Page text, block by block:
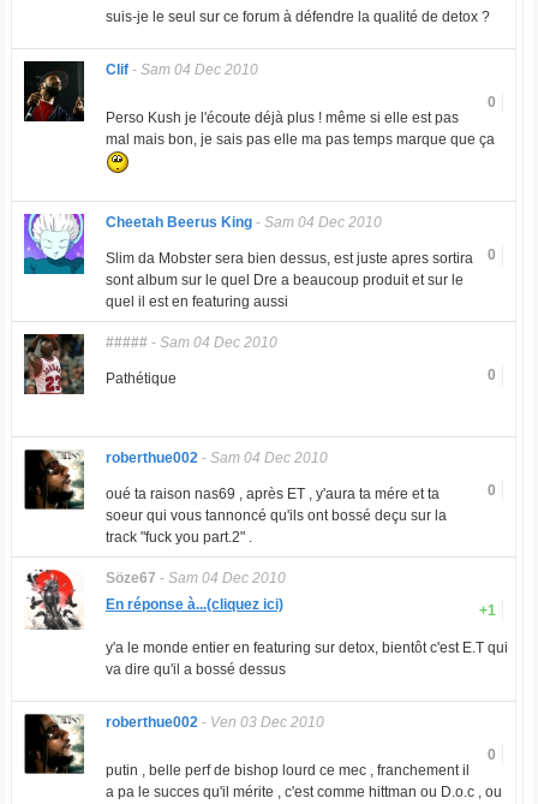
suis-je le seul sur ce forum à défendre la qualité de detox ?
Clif- Sam 04 Dec 2010
0
Perso Kush je l'écoute déjà plus ! même si elle est pas
mal mais bon, je sais pas elle ma pas temps marque que ça
Cheetah Beerus King- Sam 04 Dec 2010
0
Slim da Mobster sera bien dessus, est juste apres sortira
sont album sur le quel Dre a beaucoup produit et sur le
quel il est en featuring aussi
#####- Sam 04 Dec 2010
0
Pathétique
roberthue002- Sam 04 Dec 2010
0
oué ta raison nas69 , après ET , y'aura ta mére et ta
soeur qui vous tannoncé qu'ils ont bossé deçu sur la
track "fuck you part.2" .
Söze67 - Sam 04 Dec 2010
+1
En réponse à...(cliquez ici)
y'a le monde entier en featuring sur detox, bientôt c'est E.T qui
va dire qu'il a bossé dessus
roberthue002- Ven 03 Dec 2010
0
putin , belle perf de bishop lourd ce mec , franchement il
a pa le succes qu'il mérite , c'est comme hittman ou D.o.c , ou